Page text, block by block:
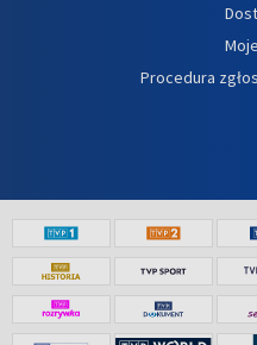
Procedura